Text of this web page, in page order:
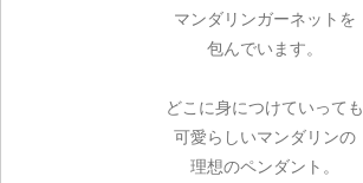
マンダリンガーネットを
包んでいます。
どこに身につけていっても
可愛らしいマンダリンの
理想のペンダント。